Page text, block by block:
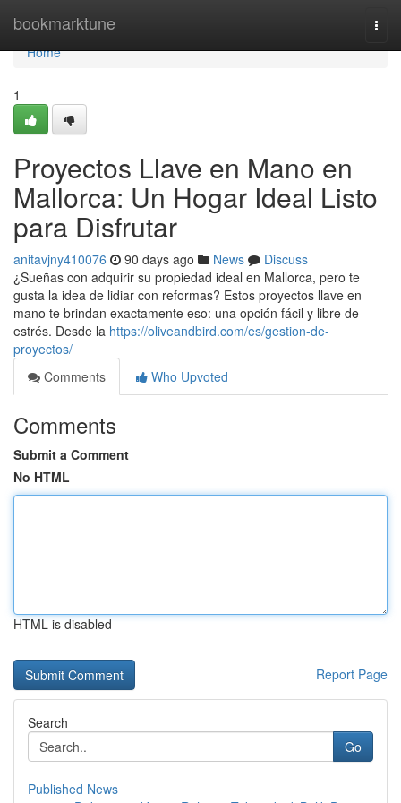
bookmarktune
Home
Home
1
Proyectos Llave en Mano en
Mallorca: Un Hogar Ideal Listo
para Disfrutar
anitavjny410076 90 days ago News
Discuss
¿Sueñas con adquirir su propiedad ideal en Mallorca, pero te
gusta la idea de lidiar con reformas? Estos proyectos llave en
mano te brindan exactamente eso: una opción fácil y libre de
estrés. Desde la https://oliveandbird.com/es/gestion-de-
proyectos/
Comments
Who Upvoted
Comments
Submit a Comment
No HTML
HTML is disabled
Report Page
Search
Go
Published News